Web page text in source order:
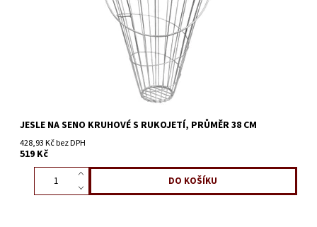
JESLE NA SENO KRUHOVÉ S RUKOJETÍ, PRŮMĚR 38 CM
428,93 Kč bez DPH
519 Kč